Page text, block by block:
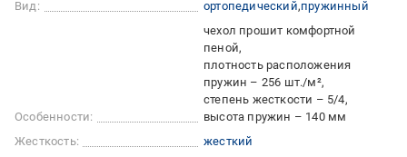
Вид: ортопедический пружинный
Особенности:
чехол прошит комфортной
пеной
плотность расположения
пружин – 256 шт./м²
степень жесткости – 5/4
высота пружин – 140 мм
Жесткость:
жесткий